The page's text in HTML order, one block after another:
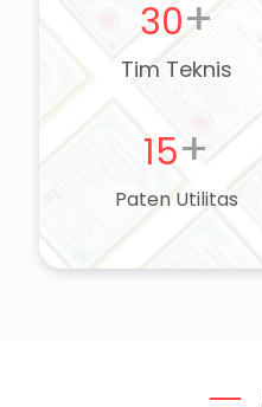
30+
Tim Teknis
15+
Paten Utilitas